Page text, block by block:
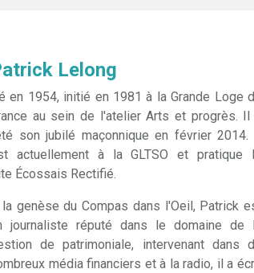
Lelong
en 1954, initié en 1981 à la Grande Loge
au sein de l'atelier Arts et progrès. Il
son jubilé maçonnique en février 2014.
actuellement à la GLTSO et pratique
Écossais Rectifié.
genèse du Compas dans l'Oeil, Patrick
journaliste réputé dans le domaine de
de patrimoniale, intervenant dans
média financiers et à la radio, il a